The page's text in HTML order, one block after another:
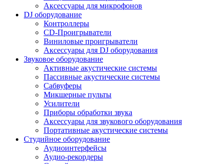
Аксессуары для микрофонов
DJ оборудование
Контроллеры
CD-Проигрыватели
Виниловые проигрыватели
Аксессуары для DJ оборудования
Звуковое оборудование
Активные акустические системы
Пассивные акустические системы
Сабвуферы
Микшерные пульты
Усилители
Приборы обработки звука
Аксессуары для звукового оборудования
Портативные акустические системы
Студийное оборудование
Аудиоинтерфейсы
Аудио-рекордеры